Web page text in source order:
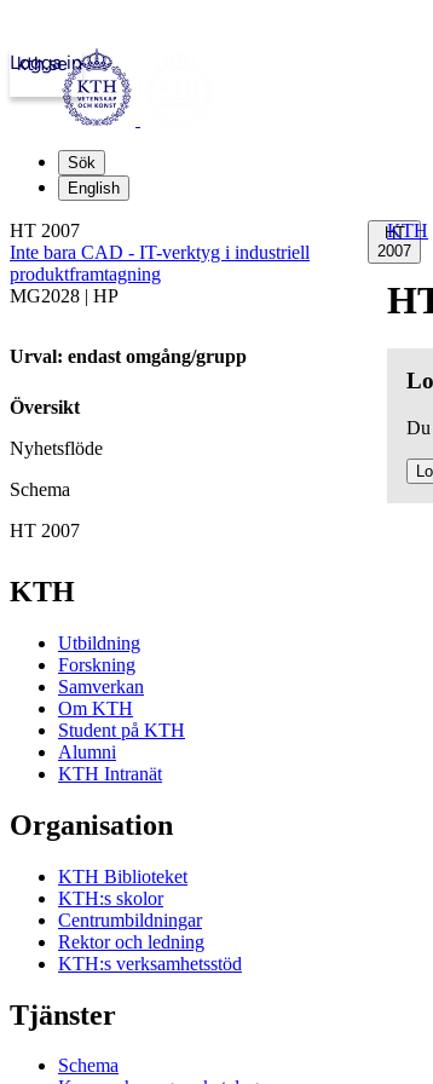
kth.se
Logga in
Sök
English
HT
2007
KTH
Du
HT 2007
Inte bara CAD - IT-verktyg i industriell
produktframtagning
MG2028 | HP
Urval: endast omgång/grupp
Översikt
Nyhetsflöde
Schema
HT 2007
KTH
Utbildning
Forskning
Samverkan
Om KTH
Student på KTH
Alumni
KTH Intranät
Organisation
KTH Biblioteket
KTH:s skolor
Centrumbildningar
Rektor och ledning
KTH:s verksamhetsstöd
Tjänster
Schema